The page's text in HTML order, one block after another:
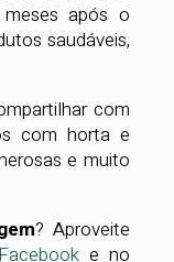
após o
saudáveis,
com
com horta e
e muito
? Aproveite
Facebooke no